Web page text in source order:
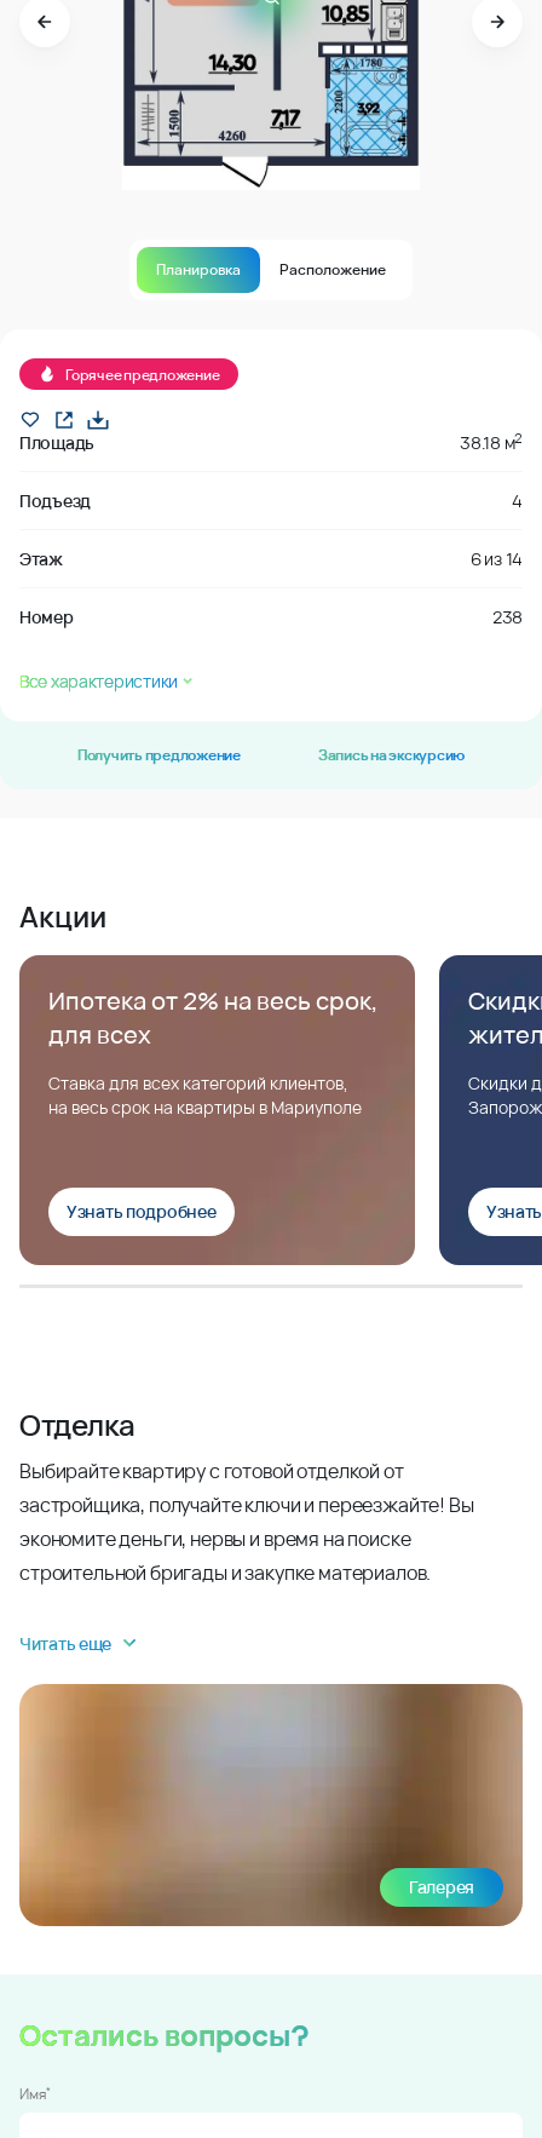
Планировка Расположение
Горячее предложение
Площадь 38.18 м2
Подъезд 4
Этаж 6из14
Номер 238
Все характеристики
Получить предложение Запись на экскурсию
Акции
Ипотека от 2% на весь срок,
для всех
Ставка для всех категорий клиентов,
на весь срок на квартиры в Мариуполе
Узнать подробнее
Скидки
Отделка
Выбирайте квартиру с готовой отделкой от
застройщика, получайте ключи и переезжайте! Вы
экономите деньги, нервы и время на поиске
строительной бригады и закупке материалов.
Читать еще
Галерея
Остались вопросы?
Имя*